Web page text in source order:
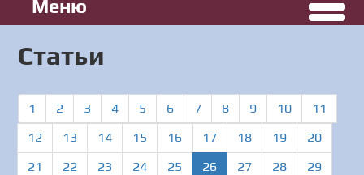
Меню
Статьи
1 2 3 4 5 6 7 8 9 10
11
12
13 14 15 16 17 18 19
20
21
22 23 24 25 26(current)
27 28
29